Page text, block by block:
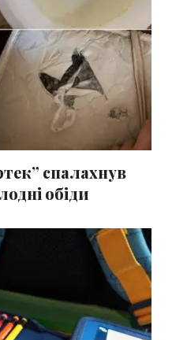
спалахнув
обіди